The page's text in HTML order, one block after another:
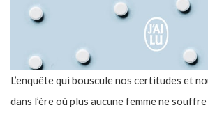
L’enquête qui bouscule nos certitudes et
dans l’ère où plus aucune femme ne